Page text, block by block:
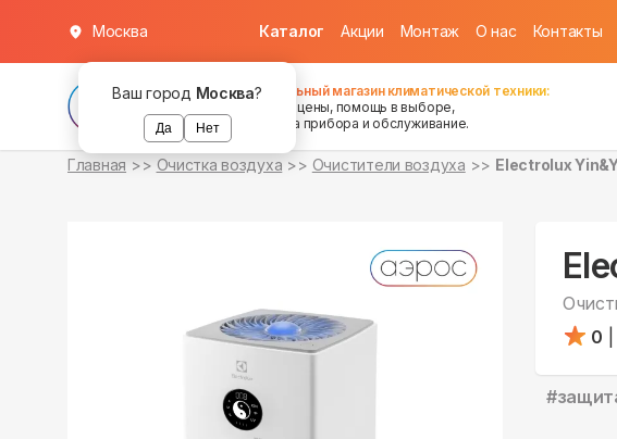
Ваш город Москва?
Да Нет
Москва Каталог Акции Монтаж О нас Контакты
Федеральный магазин климатической техники:
хорошие цены, помощь в выборе,
установка прибора и обслуживание.
Главная Очистка воздуха Очистители воздуха Electrolux
0
#
в наличии
в наличии